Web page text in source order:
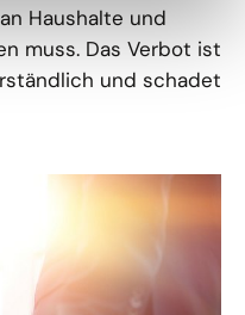
Haushalte und
muss. Das Verbot ist
und schadet